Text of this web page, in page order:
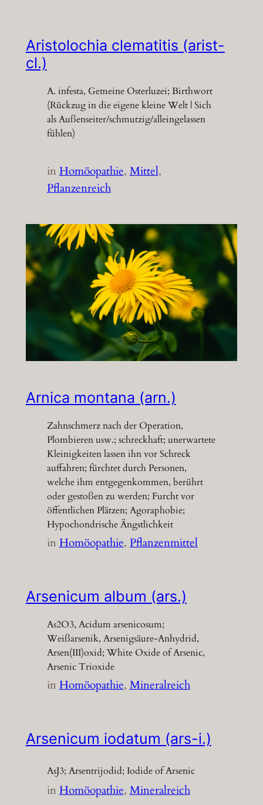
Aristolochia clematitis (arist-
cl.)
A. infesta, Gemeine Osterluzei; Birthwort
(Rückzug in die eigene kleine Welt | Sich
als Außenseiter/schmutzig/alleingelassen
fühlen)
inHomöopathie, Mittel
Pflanzenreich
Arnica montana (arn.)
Zahnschmerz nach der Operation,
Plombieren usw.; schreckhaft; unerwartete
Kleinigkeiten lassen ihn vor Schreck
auffahren; fürchtet durch Personen,
welche ihm entgegenkommen, berührt
oder gestoßen zu werden; Furcht vor
öffentlichen Plätzen; Agoraphobie;
Hypochondrische Ängstlichkeit
inHomöopathie, Pflanzenmittel
Arsenicum album (ars.)
As2O3, Acidum arsenicosum;
Weißarsenik, Arsenigsäure-Anhydrid,
Arsen(III)oxid; White Oxide of Arsenic,
Arsenic Trioxide
inHomöopathie, Mineralreich
Arsenicum iodatum (ars-i.)
AsJ3; Arsentrijodid; Iodide of Arsenic
inHomöopathie, Mineralreich